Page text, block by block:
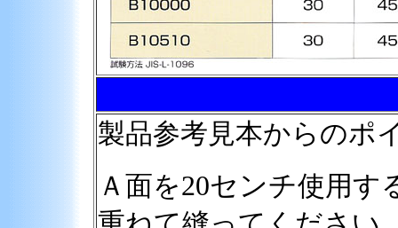
製品参考見本からのポ
Ａ面を20センチ使用す